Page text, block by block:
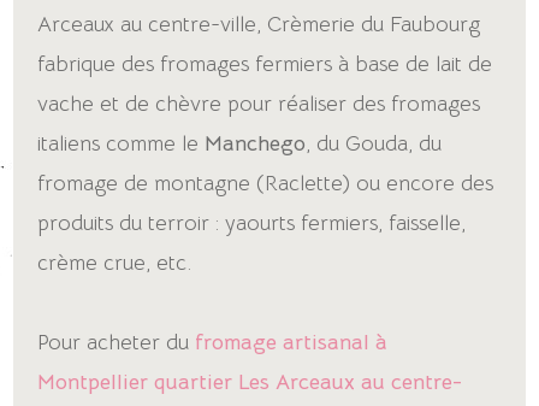
Arceaux au centre-ville, Crèmerie du Faubourg
fabrique des fromages fermiers à base de lait de
vache et de chèvre pour réaliser des fromages
italiens comme le Manchego, du Gouda, du
fromage de montagne (Raclette) ou encore des
produits du terroir : yaourts fermiers, faisselle,
crème crue, etc.
Pour acheter du fromage artisanal à
Montpellier quartier Les Arceaux au centre-